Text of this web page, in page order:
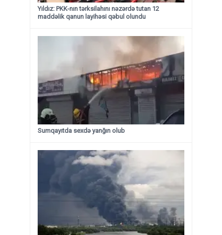
Yıldız: PKK-nın tərksilahını nəzərdə tutan 12
maddəlik qanun layihəsi qəbul olundu ​​​​​​​
Sumqayıtda sexdə yanğın olub